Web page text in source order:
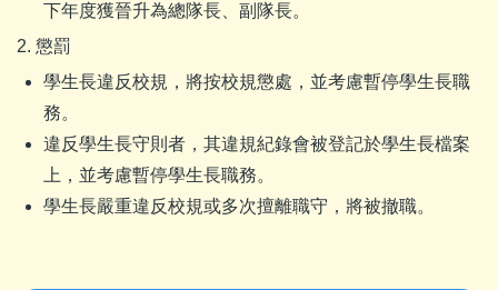
下年度獲晉升為總隊長、副隊長。
2. 懲罰
學生長違反校規，將按校規懲處，並考慮暫停學生長職
務。
違反學生長守則者，其違規紀錄會被登記於學生長檔案
上，並考慮暫停學生長職務。
學生長嚴重違反校規或多次擅離職守，將被撤職。